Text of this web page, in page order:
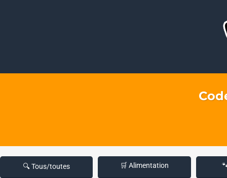
🔍 Tous/toutes 🛒 Alimentation